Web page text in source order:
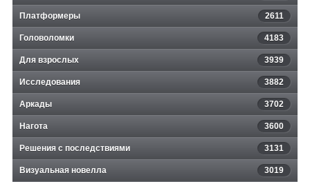
Платформеры 2611
Головоломки 4183
Для взрослых 3939
Исследования 3882
Аркады 3702
Нагота 3600
Решения с последствиями 3131
Визуальная новелла 3019